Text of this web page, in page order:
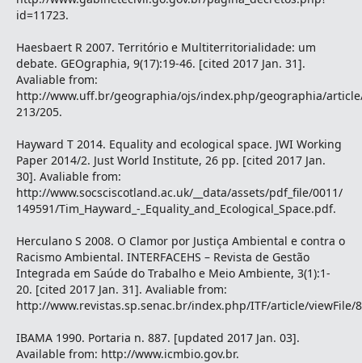
id=11723.
Haesbaert R 2007. Território e Multiterritorialidade: um
debate. GEOgraphia, 9(17):19-46. [cited 2017 Jan. 31].
Avaliable from:
http://www.uff.br/geographia/ojs/index.php/geographia/
213/205.
Hayward T 2014. Equality and ecological space. JWI Working
Paper 2014/2. Just World Institute, 26 pp. [cited 2017 Jan.
30]. Avaliable from:
http://www.socsciscotland.ac.uk/__data/assets/pdf_file/0011/
149591/Tim_Hayward_-_Equality_and_Ecological_Space.pdf.
Herculano S 2008. O Clamor por Justiça Ambiental e contra o
Racismo Ambiental. INTERFACEHS – Revista de Gestão
Integrada em Saúde do Trabalho e Meio Ambiente, 3(1):1-
20. [cited 2017 Jan. 31]. Avaliable from:
http://www.revistas.sp.senac.br/index.php/ITF/article/viewFile/
IBAMA 1990. Portaria n. 887. [updated 2017 Jan. 03].
Available from: http://www.icmbio.gov.br.